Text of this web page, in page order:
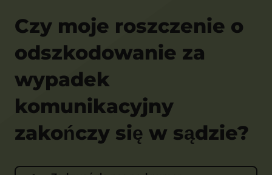
Czy moje roszczenie o
odszkodowanie za
wypadek
komunikacyjny
zakończy się w sądzie?